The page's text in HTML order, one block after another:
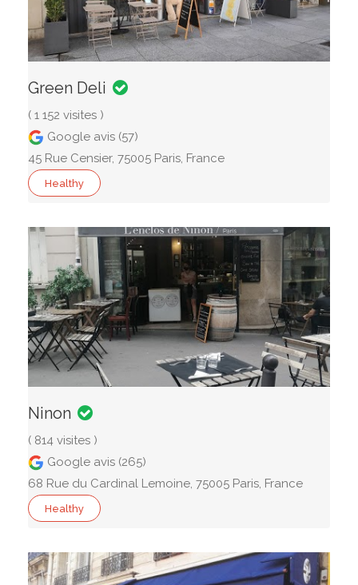
Green Deli
( 1 152 visites )
Google avis (57)
45 Rue Censier, 75005 Paris, France
Healthy
Ninon
( 814 visites )
Google avis (265)
68 Rue du Cardinal Lemoine, 75005 Paris, France
Healthy